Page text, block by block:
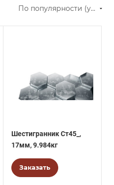
По популярности (убывание)
Шестигранник Ст45_,
17мм, 9.984кг
Заказать